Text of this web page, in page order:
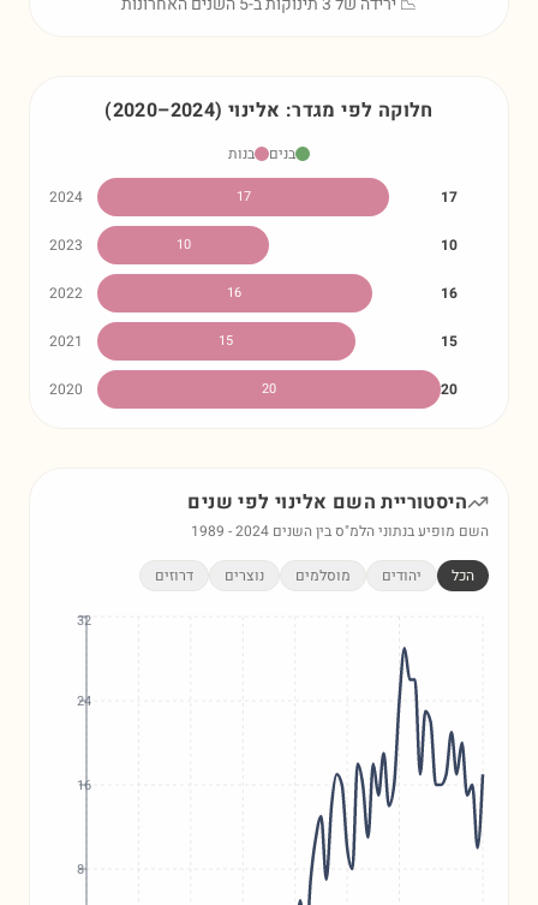
חלוקה לפי מגדר: אלינוי (2020–2024)
בנים
בנות
2024
17 17
2023 10 10
2022 16 16
2021 15 15
2020 20 20
היסטוריית השם אלינוי לפי שנים
השם מופיע בנתוני הלמ"ס בין השנים 1989 -2024
הכל יהודים מוסלמים נוצרים דרוזים
8
16
24
32